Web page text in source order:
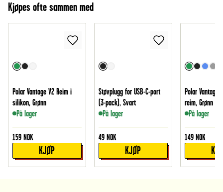
Kjøpes ofte sammen med
Polar Vantage V2 Reim i
silikon, Grønn
På lager
159 NOK
KJØP
Støvplugg for USB-C-port
(3-pack), Svart
På lager
49 NOK
KJØP
Polar Vantage
reim, Grønn
På lager
149 NOK